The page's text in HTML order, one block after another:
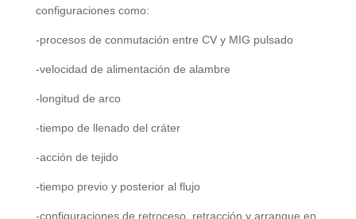
configuraciones como:
-procesos de conmutación entre CV y ​​MIG pulsado
-velocidad de alimentación de alambre
-longitud de arco
-tiempo de llenado del cráter
-acción de tejido
-tiempo previo y posterior al flujo
-configuraciones de retroceso, retracción y arranque en